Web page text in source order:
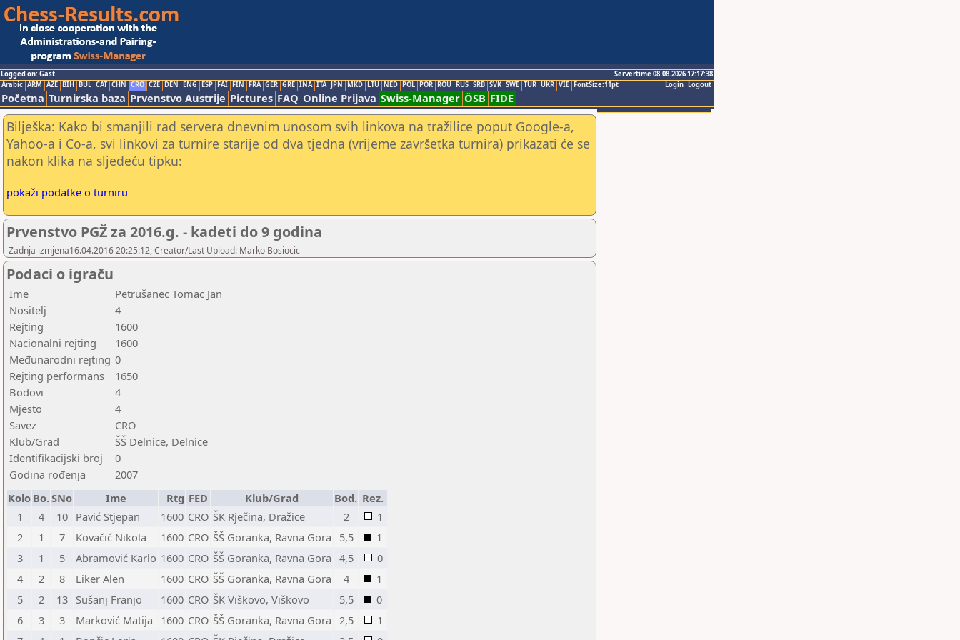
Logged on: Gast
Servertime 08.08.2026 17:17:38
Logout
Login
Arabic ARM AZE BIH BUL CAT CHN CRO CZE DEN ENG ESP FAI FIN FRA GER GRE INA ITA JPN MKD LTU NED POL POR ROU RUS SRB SVK SWE TUR UKR VIE FontSize:11pt
Početna Turnirska baza Prvenstvo Austrije Pictures FAQ Online Prijava Swiss-Manager ÖSB FIDE
Bilješka: Kako bi smanjili rad servera dnevnim unosom svih linkova na tražilice poput Google-a,
Yahoo-a i Co-a, svi linkovi za turnire starije od dva tjedna (vrijeme završetka turnira) prikazati će se
nakon klika na sljedeću tipku:
pokaži podatke o turniru
Prvenstvo PGŽ za 2016.g. - kadeti do 9 godina
Zadnja izmjena16.04.2016 20:25:12, Creator/Last Upload: Marko Bosiocic
Podaci o igraču
Ime
Petrušanec Tomac Jan
Nositelj
4
Rejting
1600
Nacionalni rejting
1600
Međunarodni rejting 0
Rejting performans
1650
Bodovi
4
Mjesto
4
Savez
CRO
Klub/Grad
ŠŠ Delnice, Delnice
Identifikacijski broj
0
Godina rođenja
2007
Kolo Bo.SNo Ime Rtg FED Klub/Grad Bod. Rez.
1
4 10 Pavić Stjepan 1600 CRO ŠK Rječina, Dražice 2
1
2
1 7 Kovačić Nikola 1600 CRO ŠŠ Goranka, Ravna Gora 5,5
1
3
1 5 Abramović Karlo 1600 CRO ŠŠ Goranka, Ravna Gora 4,5
0
4
2 8 Liker Alen 1600 CRO ŠŠ Goranka, Ravna Gora 4
1
5
2 13 Sušanj Franjo 1600 CRO ŠK Viškovo, Viškovo 5,5
0
6
3 3 Marković Matija 1600 CRO ŠŠ Goranka, Ravna Gora 2,5
1